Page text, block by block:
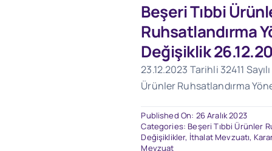
Beşeri Tıbbi
Ruhsatlandırma
Değişiklik
23.12.2023 Tarihli 32411
Ürünler Ruhsatlandırma
Published On: 26 Aralık 2023
Categories: Beşeri Tıbbi Ürünler
Değişiklikler, İthalat Mevzuatı,
Mevzuat